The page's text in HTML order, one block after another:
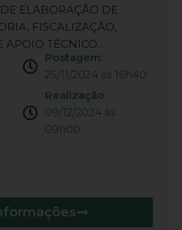
ELABORAÇÃO DE
FISCALIZAÇÃO,
APOIO TÉCNICO…
Postagem:
25/11/2024 às 16h40
Realização:
09/12/2024 às
09h00